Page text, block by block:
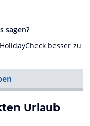
sagen?
besser zu
Urlaub